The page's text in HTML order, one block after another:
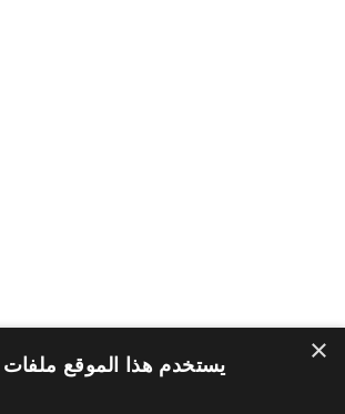
×
يستخدم هذا الموقع ملفات